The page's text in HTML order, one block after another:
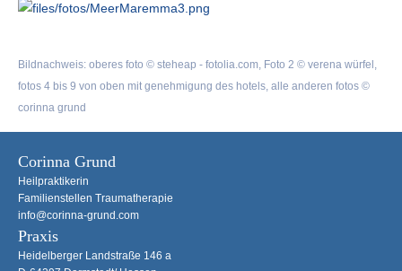
Bildnachweis: oberes foto © steheap - fotolia.com, Foto 2 © verena würfel,
fotos 4 bis 9 von oben mit genehmigung des hotels, alle anderen fotos ©
corinna grund
Corinna Grund
Heilpraktikerin
Familienstellen Traumatherapie
info@corinna-grund.com
Praxis
Heidelberger Landstraße 146 a